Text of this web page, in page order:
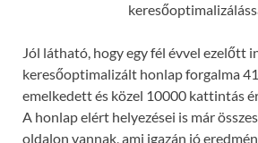
Jól látható, hogy egy fél évvel ezelőtt
keresőoptimalizált honlap forgalma
emelkedett és közel 10000 kattintás
A honlap elért helyezései is már
oldalon vannak, ami igazán jó